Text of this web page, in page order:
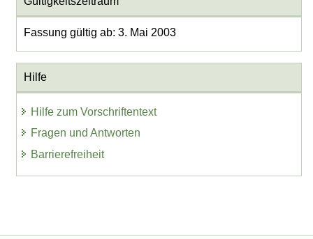
Fassung gültig ab: 3. Mai 2003
Hilfe
Hilfe zum Vorschriftentext
Fragen und Antworten
Barrierefreiheit